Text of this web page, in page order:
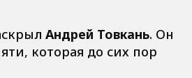
Андрей Товкань. Он
которая до сих пор